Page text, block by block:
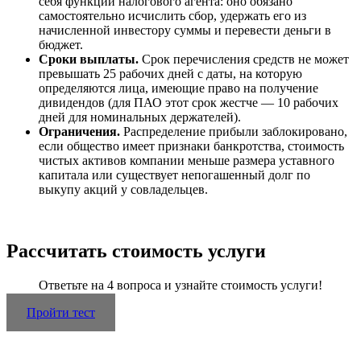
самостоятельно исчислить сбор, удержать его из
начисленной инвестору суммы и перевести деньги в
бюджет.
Сроки выплаты. Срок перечисления средств не может
превышать 25 рабочих дней с даты, на которую
определяются лица, имеющие право на получение
дивидендов (для ПАО этот срок жестче — 10 рабочих
дней для номинальных держателей).
Ограничения. Распределение прибыли заблокировано,
если общество имеет признаки банкротства, стоимость
чистых активов компании меньше размера уставного
капитала или существует непогашенный долг по
выкупу акций у совладельцев.
Рассчитать стоимость услуги
Ответьте на 4 вопроса и узнайте стоимость услуги!
Пройти тест